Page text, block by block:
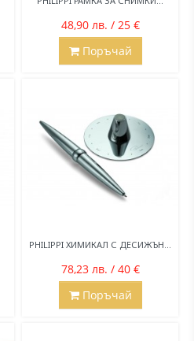
48,90 лв. / 25 €
Поръчай
PHILIPPI ХИМИКАЛ С ДЕСИЖЪН...
78,23 лв. / 40 €
Поръчай